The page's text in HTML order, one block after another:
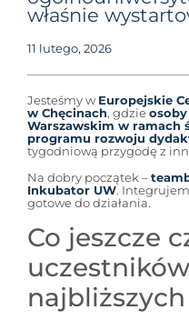
właśnie
11 lutego, 2026
Jesteśmy w Europejskie
w Chęcinach, gdzie
Warszawskim w ramach
programu rozwoju
tygodniową przygodę z
Na dobry początek –
Inkubator UW.
gotowe do działania.
Co jeszcze